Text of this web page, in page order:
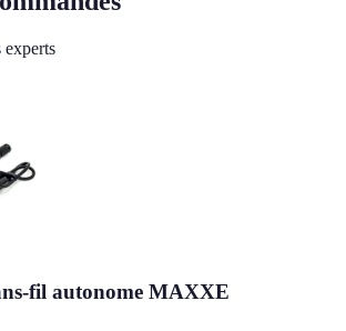
experts
fil autonome MAXXE